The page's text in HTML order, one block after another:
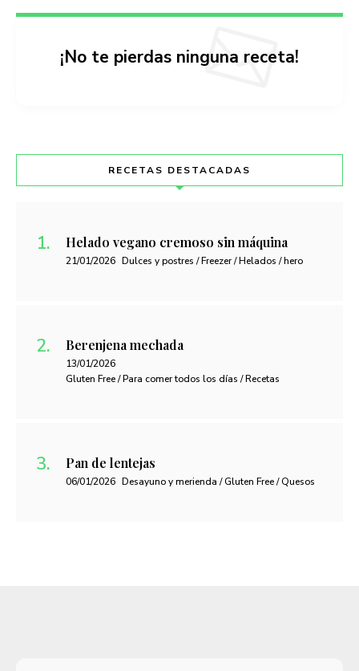
¡No te pierdas ninguna receta!
RECETAS DESTACADAS
Helado vegano cremoso sin máquina
21/01/2026 Dulces y postres / Freezer / Helados / hero
Berenjena mechada
13/01/2026
Gluten Free / Para comer todos los días / Recetas
Pan de lentejas
06/01/2026 Desayuno y merienda / Gluten Free / Quesos